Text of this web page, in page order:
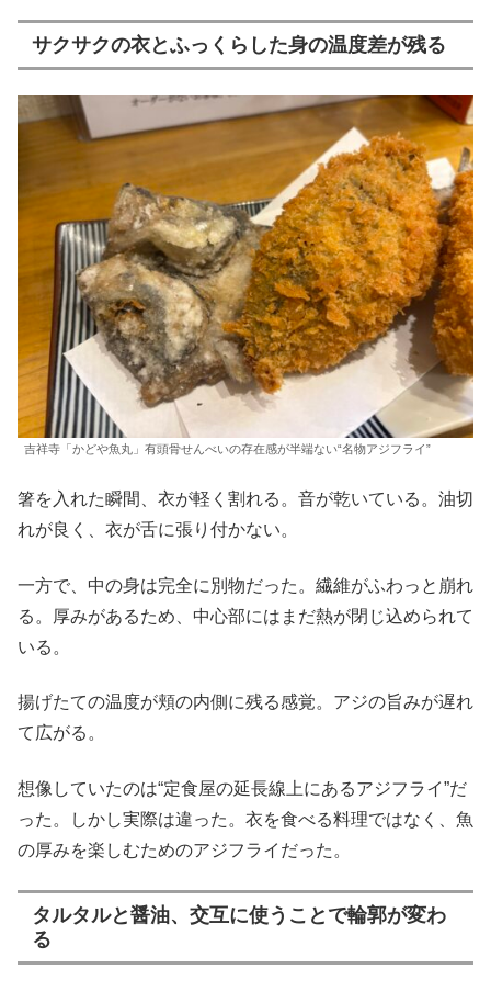
サクサクの衣とふっくらした身の温度差が残る
吉祥寺「かどや魚丸」有頭骨せんべいの存在感が半端ない“名物アジフライ”
箸を入れた瞬間、衣が軽く割れる。音が乾いている。油切
れが良く、衣が舌に張り付かない。
一方で、中の身は完全に別物だった。繊維がふわっと崩れ
る。厚みがあるため、中心部にはまだ熱が閉じ込められて
いる。
揚げたての温度が頬の内側に残る感覚。アジの旨みが遅れ
て広がる。
想像していたのは“定食屋の延長線上にあるアジフライ”だ
った。しかし実際は違った。衣を食べる料理ではなく、魚
の厚みを楽しむためのアジフライだった。
タルタルと醤油、交互に使うことで輪郭が変わ
る